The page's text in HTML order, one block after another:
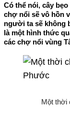
Có thể nói, cây
chợ nổi sẽ vô hồn
người ta sẽ không
là một hình thức
các chợ nổi vùng
Một thời